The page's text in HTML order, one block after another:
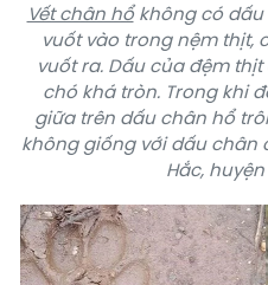
Vết chân hổkhông có dấu
vuốt vào trong nệm thịt,
vuốt ra. Dấu của đệm
chó khá tròn. Trong khi
giữa trên dấu chân hổ
không giống với dấu chân
Hắc,